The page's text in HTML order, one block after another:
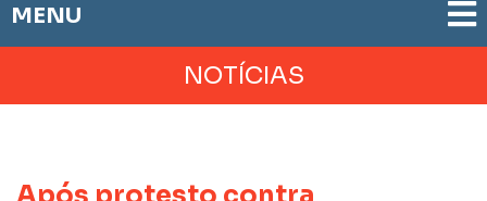
MENU
HISTÓRIA
PRESTAÇÃO DE CONTAS
NOTÍCIAS